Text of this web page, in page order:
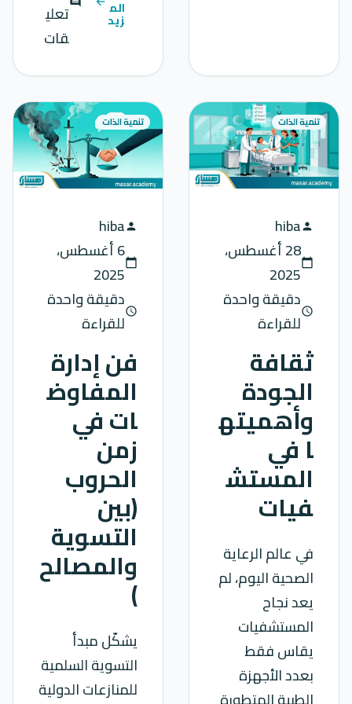
الم
زيد
تعلي
قات
تنمية الذات
person
hiba
calendar_today
28 أغسطس،
2025
scheduleدقيقة واحدة
للقراءة
ثقافة
الجودة
وأهميته
ا في
المستش
فيات
في عالم الرعاية
الصحية اليوم، لم
يعد نجاح
المستشفيات
يقاس فقط
بعدد الأجهزة
تنمية الذات
person
hiba
calendar_today
6 أغسطس،
2025
scheduleدقيقة واحدة
للقراءة
فن إدارة
المفاوض
ات في
زمن
الحروب
(بين
التسوية
والمصالح
)
يشكّل مبدأ
التسوية السلمية
للمنازعات الدولية